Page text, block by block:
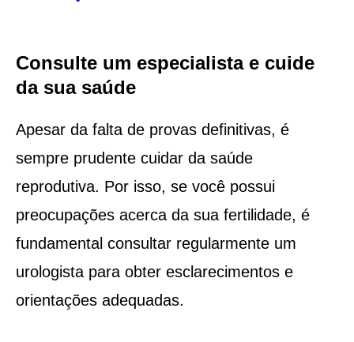
Consulte um especialista e cuide
da sua saúde
Apesar da falta de provas definitivas, é
sempre prudente cuidar da saúde
reprodutiva. Por isso, se você possui
preocupações acerca da sua fertilidade, é
fundamental consultar regularmente um
urologista para obter esclarecimentos e
orientações adequadas.